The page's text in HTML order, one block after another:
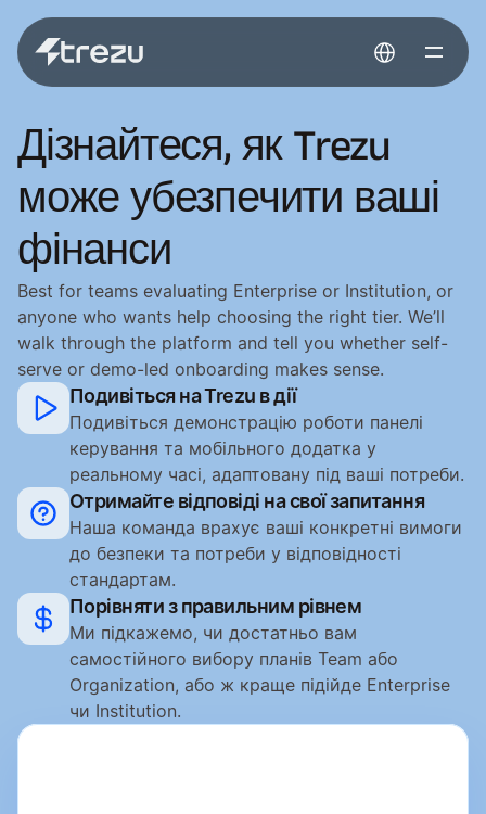
Дізнайтеся, як Trezu
може убезпечити ваші
фінанси
Best for teams evaluating Enterprise or Institution, or
anyone who wants help choosing the right tier. We’ll
walk through the platform and tell you whether self-
serve or demo-led onboarding makes sense.
Подивіться на Trezu в дії
Подивіться демонстрацію роботи панелі
керування та мобільного додатка у
реальному часі, адаптовану під ваші потреби.
Отримайте відповіді на свої запитання
Наша команда врахує ваші конкретні вимоги
до безпеки та потреби у відповідності
стандартам.
Порівняти з правильним рівнем
Ми підкажемо, чи достатньо вам
самостійного вибору планів Team або
Organization, або ж краще підійде Enterprise
чи Institution.